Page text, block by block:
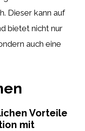
Dieser kann auf
bietet nicht nur
auch eine
Vorteile
mit